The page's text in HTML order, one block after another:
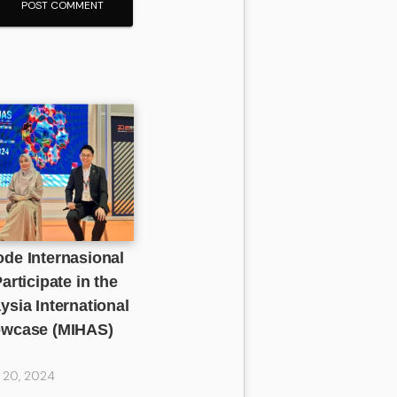
Internasional
in the
International
(MIHAS)
2024